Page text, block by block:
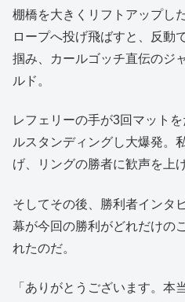
棚橋を大きくリフトアップし
ロープへ投げ飛ばすと、反動
掴み、カールゴッチ直伝のジ
ルド。
レフェリーの手が3回マット
ルスタンディングし大爆発。
げ、リングの勝者に歓声を上
そしてその後、勝利者インタ
幕が今回の勝利がどれだけの
れたのだ。
「ありがとうございます。本